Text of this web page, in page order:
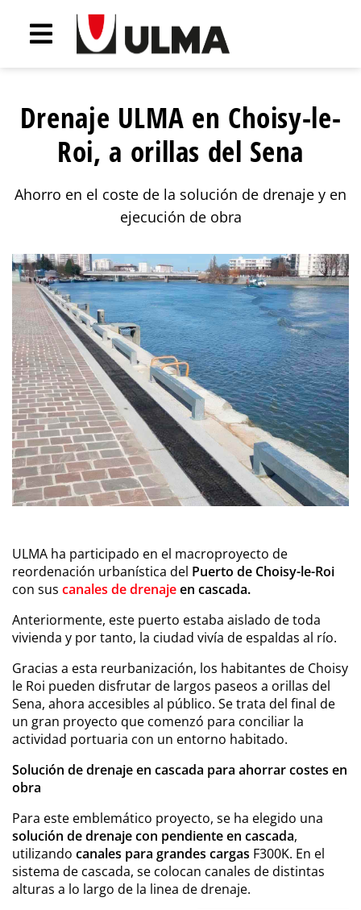
Drenaje ULMA en Choisy-le-
Roi, a orillas del Sena
Ahorro en el coste de la solución de drenaje y en
ejecución de obra
ULMA ha participado en el macroproyecto de
reordenación urbanística del Puerto de Choisy-le-Roi
con sus canales de drenajeen cascada.
Anteriormente, este puerto estaba aislado de toda
vivienda y por tanto, la ciudad vivía de espaldas al río.
Gracias a esta reurbanización, los habitantes de Choisy
le Roi pueden disfrutar de largos paseos a orillas del
Sena, ahora accesibles al público. Se trata del final de
un gran proyecto que comenzó para conciliar la
actividad portuaria con un entorno habitado.
Solución de drenaje en cascada para ahorrar costes en
obra
Para este emblemático proyecto, se ha elegido una
solución de drenaje con pendiente en cascada,
utilizando canales para grandes cargas F300K. En el
sistema de cascada, se colocan canales de distintas
alturas a lo largo de la linea de drenaje.